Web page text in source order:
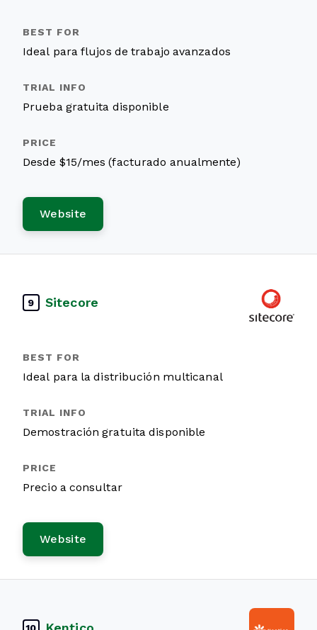
Ideal para flujos de trabajo avanzados
Prueba gratuita disponible
Desde $15/mes (facturado anualmente)
Website
9 Sitecore
Ideal para la distribución multicanal
Demostración gratuita disponible
Precio a consultar
Website